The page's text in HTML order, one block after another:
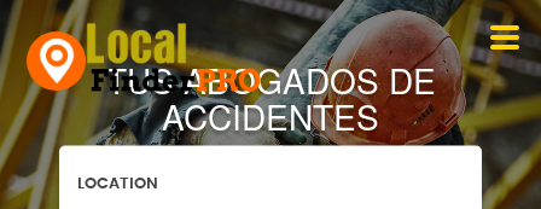
TUS ABOGADOS DE
ACCIDENTES
LOCATION